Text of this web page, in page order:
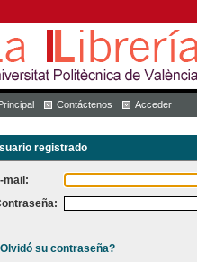
Contáctenos Acceder
registrado
mail:
su contraseña?